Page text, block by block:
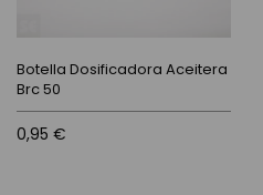
Botella Dosificadora Aceitera
Brc 50
0,95 €